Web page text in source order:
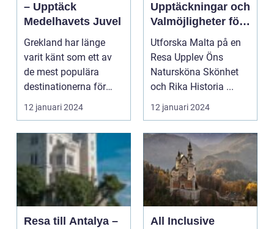
– Upptäck
Medelhavets Juvel
Grekland har länge
varit känt som ett av
de mest populära
destinationerna för
reseentusiaster
världe...
12 januari 2024
Upptäckningar och
Valmöjligheter för
Privatpersoner
Utforska Malta på en
Resa Upplev Öns
Natursköna Skönhet
och Rika Historia ...
12 januari 2024
Resa till Antalya –
All Inclusive